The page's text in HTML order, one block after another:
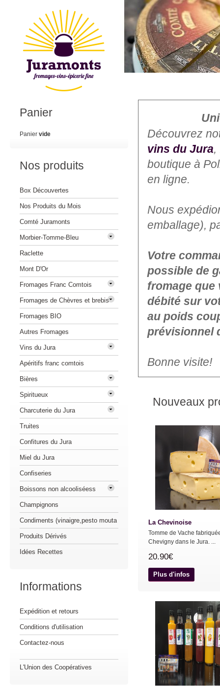
Découvrez
vins du Jura,
boutique à
en ligne.
Nous
emballage),
Votre
possible de
fromage que
débité sur
au poids
prévisionnel
Bonne visite!
Nouveaux
La Chevinoise
Tomme de Vache
Chevigny dans le Jura. ...
20.90€
Plus d'infos
Panier
Panier vide
Nos produits
Box Découvertes
Nos Produits du Mois
Comté Juramonts
Morbier-Tomme-Bleu
Raclette
Mont D'Or
Fromages Franc Comtois
Fromages de Chèvres et brebis
Fromages BIO
Autres Fromages
Vins du Jura
Apéritifs franc comtois
Bières
Spiritueux
Charcuterie du Jura
Truites
Confitures du Jura
Miel du Jura
Confiseries
Boissons non alcooliséess
Champignons
Condiments (vinaigre,pesto mouta
Produits Dérivés
Idées Recettes
Informations
Expédition et retours
Conditions d'utilisation
Contactez-nous
L'Union des Coopératives